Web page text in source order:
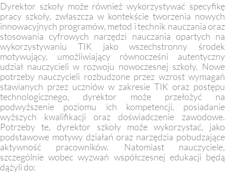
Dyrektor szkoły może również wykorzystywać specyfikę
pracy szkoły, zwłaszcza w kontekście tworzenia nowych
innowacyjnych programów, metod i technik nauczania oraz
stosowania cyfrowych narzędzi nauczania opartych na
wykorzystywaniu TIK jako wszechstronny środek
motywujący, umożliwiający równocześni autentyczny
udział nauczycieli w rozwoju nowoczesnej szkoły. Nowe
potrzeby nauczycieli rozbudzone przez wzrost wymagań
stawianych przez uczniów w zakresie TIK oraz postępu
technologicznego, dyrektor może przełożyć na
podwyższenie poziomu ich kompetencji, posiadanie
wyższych kwalifikacji oraz doświadczenie zawodowe.
Potrzeby te, dyrektor szkoły może wykorzystać, jako
podstawowe motywy działań oraz narzędzia pobudzające
aktywność pracowników. Natomiast nauczyciele,
szczególnie wobec wyzwań współczesnej edukacji będą
dążyli do: